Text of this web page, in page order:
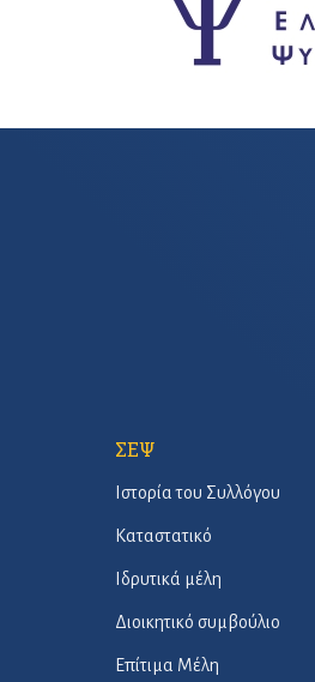
ΣΕΨ
Ιστορία του Συλλόγου
Καταστατικό
Ιδρυτικά μέλη
Διοικητικό συμβούλιο
Επίτιμα Μέλη